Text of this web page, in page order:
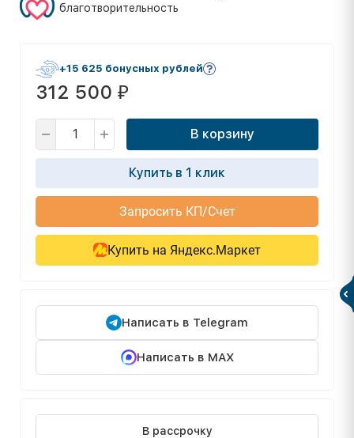
благотворительность
+15 625 бонусных рублей
312 500 ₽
В корзину
Купить в 1 клик
Запросить КП/Счет
Купить на Яндекс.Маркет
Написать в Telegram
Написать в MAX
В рассрочку